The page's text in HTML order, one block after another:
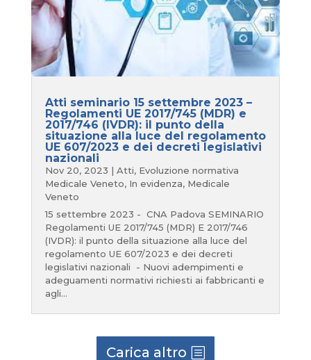
Atti seminario 15 settembre 2023 –
Regolamenti UE 2017/745 (MDR) e
2017/746 (IVDR): il punto della
situazione alla luce del regolamento
UE 607/2023 e dei decreti legislativi
nazionali
Nov 20, 2023 | Atti, Evoluzione normativa
Medicale Veneto, In evidenza, Medicale
Veneto
15 settembre 2023 - CNA Padova SEMINARIO
Regolamenti UE 2017/745 (MDR) E 2017/746
(IVDR): il punto della situazione alla luce del
regolamento UE 607/2023 e dei decreti
legislativi nazionali - Nuovi adempimenti e
adeguamenti normativi richiesti ai fabbricanti e
agli...
Carica altro